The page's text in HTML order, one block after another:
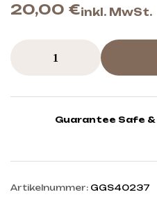
20,00 €inkl. MwSt.
Guarantee Safe
Artikelnummer: GGS40237